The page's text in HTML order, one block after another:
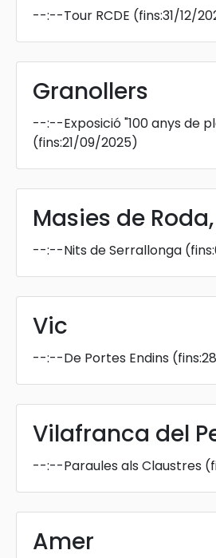
--:--Tour RCDE (fins:31/12/
Granollers
--:--Exposició "100 anys de
(fins:21/09/2025)
Masies de
--:--Nits de Serrallonga
Vic
--:--De Portes Endins
Vilafranca del
--:--Paraules als Claustres
Amer